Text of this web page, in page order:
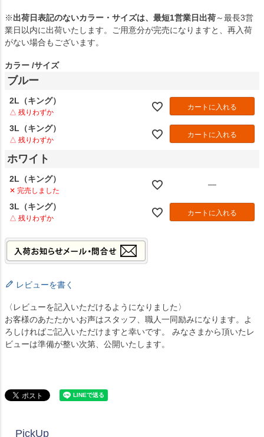
※出荷日表記のないカラー・サイズは、最短1営業日出荷～最長3営
業日以内に出荷いたします。ご用意分が完売になりますと、再入荷
がない場合もございます。
カラー サイズ
ブルー
2L（キング）
△ 残りわずか
カートに入れる
3L（キング）
△ 残りわずか
カートに入れる
ホワイト
2L（キング）
✕ 完売しました
—
3L（キング）
△ 残りわずか
カートに入れる
レビューを書く
〈レビューを記入いただけるようになりました〉
お客様のあたたかいお声はスタッフ、職人一同励みになります。よ
ろしければご記入いただけますと幸いです。 みなさまから頂いたレ
ビューは準備が整い次第、公開いたします。
PickUp